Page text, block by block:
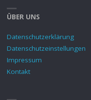
ÜBER UNS
Datenschutzerklärung
Datenschutzeinstellungen
Impressum
Kontakt